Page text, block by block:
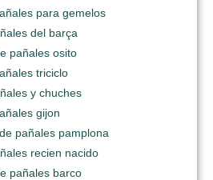
para gemelos
del barça
pañales osito
triciclo
y chuches
gijon
pañales pamplona
recien nacido
pañales barco